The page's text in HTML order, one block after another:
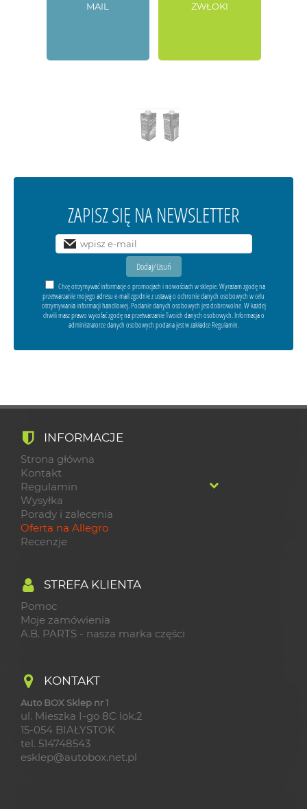
MAIL
ZWŁOKI
ZAPISZ SIĘ NA NEWSLETTER
Chcę otrzymywać informacje o promocjach i nowościach w sklepie. Wyrażam zgodę na
przetwarzanie mojego adresu e-mail zgodnie z ustawą o ochronie danych osobowych w celu
otrzymywania informacji handlowej. Podanie danych osobowych jest dobrowolne. W każdej
chwili masz prawo wycofać zgodę na przetwarzanie Twoich danych osobowych. Informacja o
administratorze danych osobowych podana jest w zakładce Regulamin.
INFORMACJE
Strona główna
Kontakt
Regulamin
Wysyłka
Porady i zalecenia
Oferta na Allegro
Recenzje
STREFA KLIENTA
Pomoc
Moje zamówienia
A.B. PARTS - nasza marka części
KONTAKT
Auto BOX Sklep nr 1
ul. Mieszka I-go 8C lok.2
15-054 BIAŁYSTOK
tel. 514748543
esklep@autobox.net.pl